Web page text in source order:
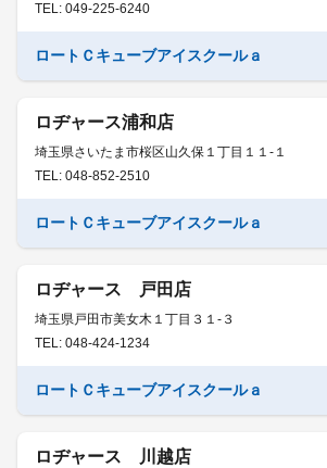
TEL: 049-225-6240
ロートＣキューブアイスクールａ
ロヂャース浦和店
埼玉県さいたま市桜区山久保１丁目１１-１
TEL: 048-852-2510
ロートＣキューブアイスクールａ
ロヂャース 戸田店
埼玉県戸田市美女木１丁目３１-３
TEL: 048-424-1234
ロートＣキューブアイスクールａ
ロヂャース 川越店